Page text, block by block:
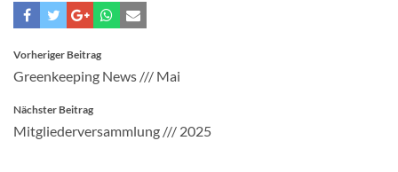
BEITRAGSNAVIGATION
Vorheriger Beitrag
Greenkeeping News /// Mai
Nächster Beitrag
Mitgliederversammlung /// 2025